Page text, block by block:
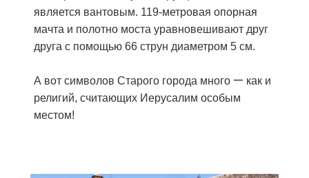
является вантовым. 119-метровая опорная
мачта и полотно моста уравновешивают друг
друга с помощью 66 струн диаметром 5 см.
А вот символов Старого города много — как и
религий, считающих Иерусалим особым
местом!